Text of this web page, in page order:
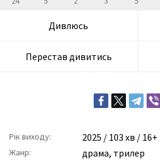
Дивлюсь
Перестав дивитись
Рік виходу: 2025 / 103 хв / 16+
Жанр: драма, трилер